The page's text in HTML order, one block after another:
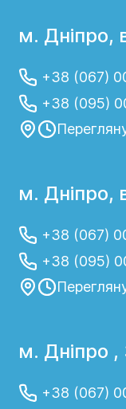
м. Дніпро,
+38 (067)
+38 (095)
м. Дніпро,
+38 (067)
+38 (095)
м. Дніпро ,
+38 (067)